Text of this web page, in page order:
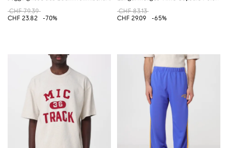
CHF 79.39
CHF 23.82
-70%
CHF 83.13
CHF 29.09
-65%